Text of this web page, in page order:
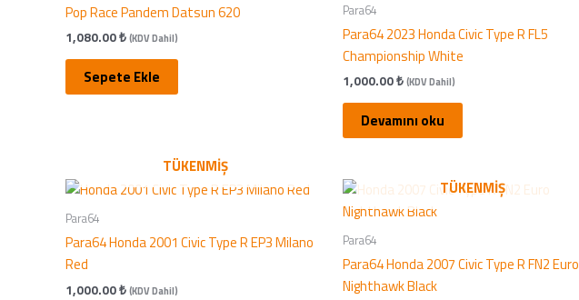
Pop Race Pandem Datsun 620
1,080.00₺(KDV Dahil)
Sepete Ekle
Para64
Para64 2023 Honda Civic Type R FL5
Championship White
1,000.00₺(KDV Dahil)
Devamını oku
TÜKENMIŞ
Para64
Para64 Honda 2001 Civic Type R EP3 Milano
Red
1,000.00₺(KDV Dahil)
TÜKENMIŞ
Para64
Para64 Honda 2007 Civic Type R FN2 Euro
Nighthawk Black